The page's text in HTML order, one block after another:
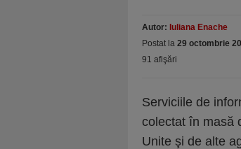
Autor: Iuliana Enache
Postat la 29 octombrie
91 afişări
Serviciile de
colectat în masă
Unite şi de alte